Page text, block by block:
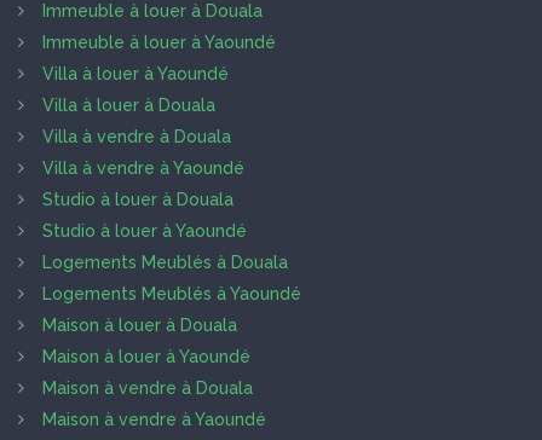
Immeuble à louer à Douala
Immeuble à louer à Yaoundé
Villa à louer à Yaoundé
Villa à louer à Douala
Villa à vendre à Douala
Villa à vendre à Yaoundé
Studio à louer à Douala
Studio à louer à Yaoundé
Logements Meublés à Douala
Logements Meublés à Yaoundé
Maison à louer à Douala
Maison à louer à Yaoundé
Maison à vendre à Douala
Maison à vendre à Yaoundé